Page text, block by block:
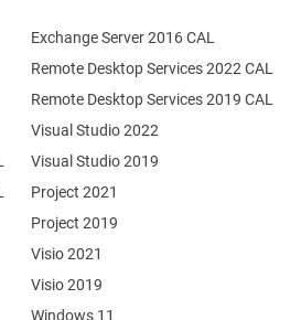
Remote Desktop Services 2022 CAL
Remote Desktop Services 2019 CAL
Exchange Server 2016 CAL
Visual Studio 2022
Visual Studio 2019
Project 2021
Project 2019
Visio 2021
Visio 2019
Windows 11